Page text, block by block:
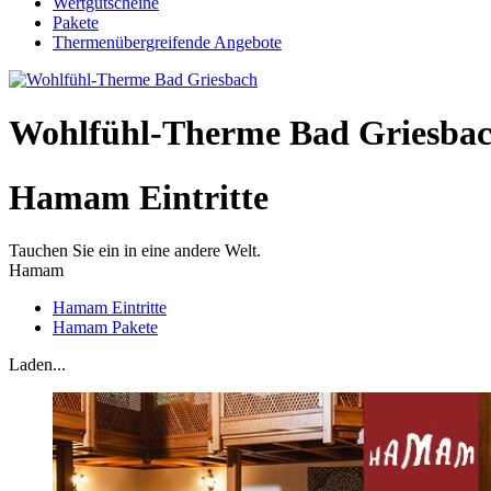
Pakete
Thermenübergreifende Angebote
Wohlfühl-Therme Bad
Hamam Eintritte
Tauchen Sie ein in eine andere Welt.
Hamam
Hamam Eintritte
Hamam Pakete
Laden...